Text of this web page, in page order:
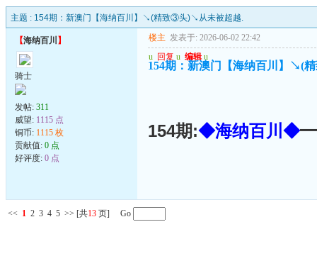
主题 : 154期：新澳门【海纳百川】↘(精致③头)↘从未被超越.
【海纳百川 】
骑士
发帖: 311
威望: 1115 点
铜币: 1115 枚
贡献值: 0 点
好评度: 0 点
楼主 发表于: 2026-06-02 22:42
u 回复 u 编辑 u
154期：新澳门【海纳百川】↘(
154期:◆海纳百川◆━
<< 1 2 3 4 5 >> [共13 页] Go